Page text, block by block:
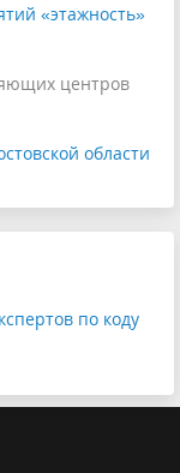
«этажность»
центров
области
по коду